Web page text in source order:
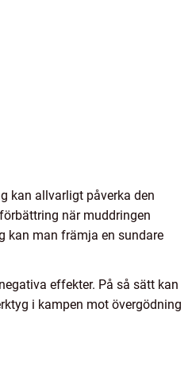
kan allvarligt påverka den
när muddringen
kan man främja en sundare
effekter. På så sätt kan
i kampen mot övergödning